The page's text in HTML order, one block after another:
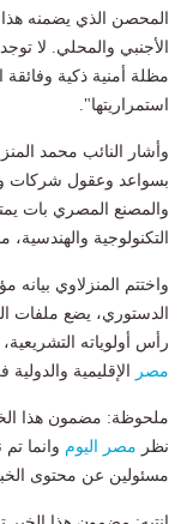
المحصن الذي يضمنه هذا
الأجنبي والمحلي. لا
مظلة أمنية ذكية
استمراريتها".
وأشار النائب محمد
بسواعد وعقول شركات
والمصنع المصري بات
التكنولوجية
واختتم المنزلاوي
الدستوري، يضع ملفات
رأس أولوياته
مصر الإقليمية
ملحوظة: مضمون هذا
نظر مصر اليوم وانما
مسئولين عن محتوى